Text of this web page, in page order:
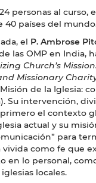
personas al curso,
40 países del
el P. Ambrose
las OMP en India,
Church’s
Missionary
de la Iglesia:
Su intervención,
el contexto
actual y su
para
como fe que
en lo personal,
locales.